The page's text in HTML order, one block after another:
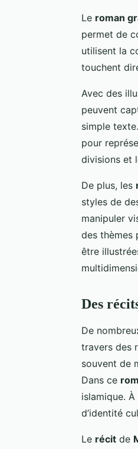
Le roman
permet de
utilisent la
touchent
Avec des
peuvent
simple
pour
divisions et
De plus, les
styles de
manipuler
des thèmes
être
Des
De
travers des
souvent de
Dans ce
islamique.
d’identité
Le récit de